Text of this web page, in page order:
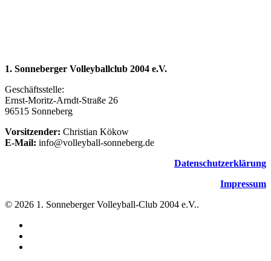
1. Sonneberger Volleyballclub 2004 e.V.
Geschäftsstelle:
Ernst-Moritz-Arndt-Straße 26
96515 Sonneberg
Vorsitzender: Christian Kökow
E-Mail: info@volleyball-sonneberg.de
Datenschutzerklärung
Impressum
© 2026 1. Sonneberger Volleyball-Club 2004 e.V..